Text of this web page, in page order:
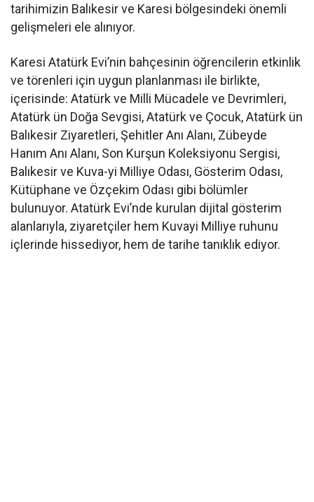
tarihimizin Balıkesir ve Karesi bölgesindeki önemli
gelişmeleri ele alınıyor.
Karesi Atatürk Evi’nin bahçesinin öğrencilerin etkinlik
ve törenleri için uygun planlanması ile birlikte,
içerisinde: Atatürk ve Milli Mücadele ve Devrimleri,
Atatürk ün Doğa Sevgisi, Atatürk ve Çocuk, Atatürk ün
Balıkesir Ziyaretleri, Şehitler Anı Alanı, Zübeyde
Hanım Anı Alanı, Son Kurşun Koleksiyonu Sergisi,
Balıkesir ve Kuva-yi Milliye Odası, Gösterim Odası,
Kütüphane ve Özçekim Odası gibi bölümler
bulunuyor. Atatürk Evi’nde kurulan dijital gösterim
alanlarıyla, ziyaretçiler hem Kuvayi Milliye ruhunu
içlerinde hissediyor, hem de tarihe tanıklık ediyor.